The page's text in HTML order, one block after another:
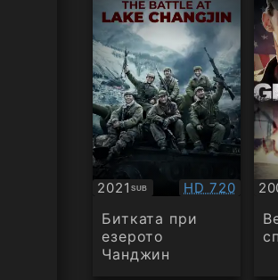
2021 SUB
Субтитри Качество:
HD 720
Битката при
езерото
Чанджин